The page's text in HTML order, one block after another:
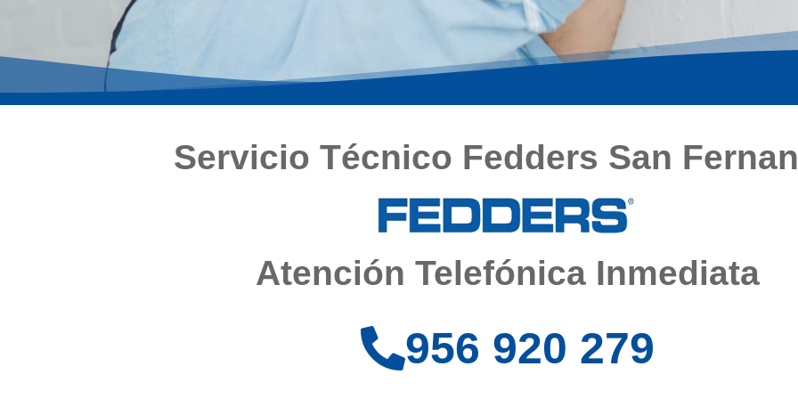
Servicio Técnico Fedders San
Atención Telefónica Inmediata
956 920 279